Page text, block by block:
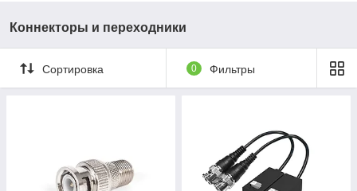
Коннекторы и переходники
Сортировка 0 Фильтры